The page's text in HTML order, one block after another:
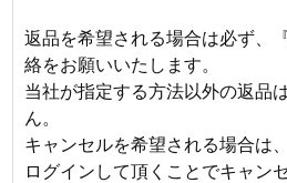
返品を希望される場合は必ず、
絡をお願いいたします。
当社が指定する方法以外の返品
ん。
キャンセルを希望される場合は、
ログインして頂くことでキャン